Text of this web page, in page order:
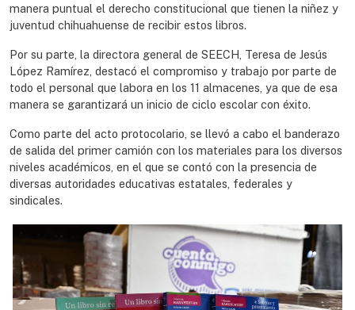
manera puntual el derecho constitucional que tienen la niñez y
juventud chihuahuense de recibir estos libros.
Por su parte, la directora general de SEECH, Teresa de Jesús
López Ramírez, destacó el compromiso y trabajo por parte de
todo el personal que labora en los 11 almacenes, ya que de esa
manera se garantizará un inicio de ciclo escolar con éxito.
Como parte del acto protocolario, se llevó a cabo el banderazo
de salida del primer camión con los materiales para los diversos
niveles académicos, en el que se contó con la presencia de
diversas autoridades educativas estatales, federales y
sindicales.